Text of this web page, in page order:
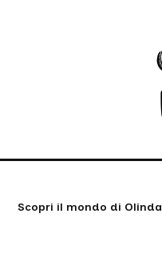
Scopri il mondo di Olinda